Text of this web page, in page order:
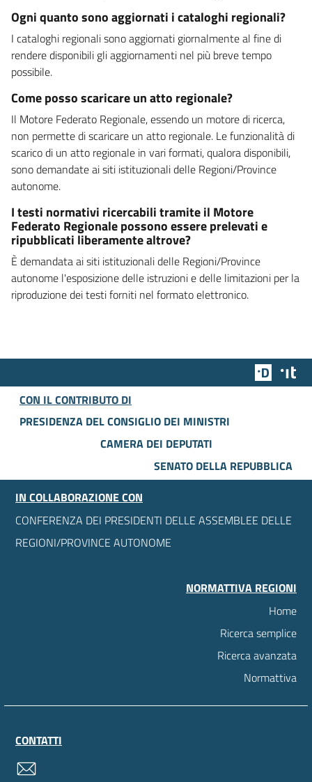
Ogni quanto sono aggiornati i cataloghi regionali?
I cataloghi regionali sono aggiornati giornalmente al fine di
rendere disponibili gli aggiornamenti nel più breve tempo
possibile.
Come posso scaricare un atto regionale?
Il Motore Federato Regionale, essendo un motore di ricerca,
non permette di scaricare un atto regionale. Le funzionalità di
scarico di un atto regionale in vari formati, qualora disponibili,
sono demandate ai siti istituzionali delle Regioni/Province
autonome.
I testi normativi ricercabili tramite il Motore
Federato Regionale possono essere prelevati e
ripubblicati liberamente altrove?
È demandata ai siti istituzionali delle Regioni/Province
autonome l'esposizione delle istruzioni e delle limitazioni per la
riproduzione dei testi forniti nel formato elettronico.
Team
CON IL CONTRIBUTO DI
PRESIDENZA DEL CONSIGLIO DEI MINISTRI
CAMERA DEI DEPUTATI
SENATO DELLA REPUBBLICA
IN COLLABORAZIONE CON
CONFERENZA DEI PRESIDENTI DELLE ASSEMBLEE DELLE
REGIONI/PROVINCE AUTONOME
NORMATTIVA REGIONI
Home
Ricerca semplice
Ricerca avanzata
Normattiva
CONTATTI